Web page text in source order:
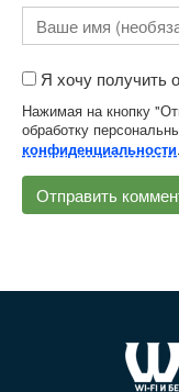
Я хочу получить
Нажимая на кнопку
обработку
конфиденциальности.